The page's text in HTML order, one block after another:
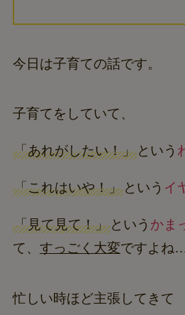
今日は子育ての話です。
子育てをしていて、
「あれがしたい！」という
「これはいや！」という イ
「見て見て！」という かま
て、 すっごく大変ですよね…
忙しい時ほど主張してきて